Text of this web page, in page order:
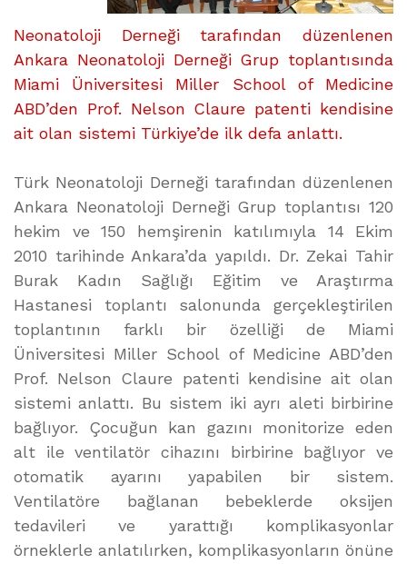
Neonatoloji Derneği tarafından düzenlenen
Ankara Neonatoloji Derneği Grup toplantısında
Miami Üniversitesi Miller School of Medicine
ABD’den Prof. Nelson Claure patenti kendisine
ait olan sistemi Türkiye’de ilk defa anlattı.
Türk Neonatoloji Derneği tarafından düzenlenen
Ankara Neonatoloji Derneği Grup toplantısı 120
hekim ve 150 hemşirenin katılımıyla 14 Ekim
2010 tarihinde Ankara’da yapıldı. Dr. Zekai Tahir
Burak Kadın Sağlığı Eğitim ve Araştırma
Hastanesi toplantı salonunda gerçekleştirilen
toplantının farklı bir özelliği de Miami
Üniversitesi Miller School of Medicine ABD’den
Prof. Nelson Claure patenti kendisine ait olan
sistemi anlattı. Bu sistem iki ayrı aleti birbirine
bağlıyor. Çocuğun kan gazını monitorize eden
alt ile ventilatör cihazını birbirine bağlıyor ve
otomatik ayarını yapabilen bir sistem.
Ventilatöre bağlanan bebeklerde oksijen
tedavileri ve yarattığı komplikasyonlar
örneklerle anlatılırken, komplikasyonların önüne